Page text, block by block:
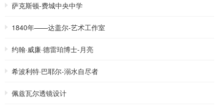
萨克斯顿-费城中央中学
1840年——达盖尔-艺术工作室
约翰·威廉·德雷珀博士-月亮
希波利特·巴耶尔-溺水自尽者
佩兹瓦尔透镜设计